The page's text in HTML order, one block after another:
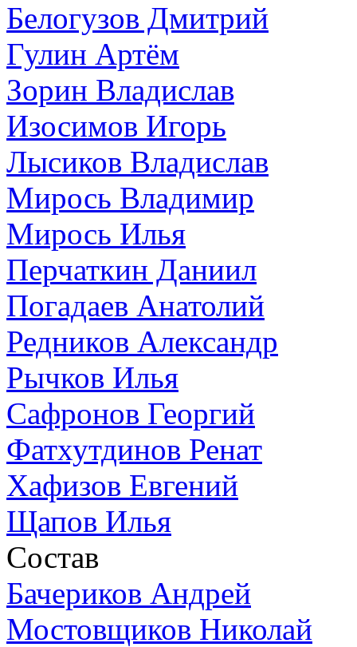
Белогузов Дмитрий
Гулин Артём
Зорин Владислав
Изосимов Игорь
Лысиков Владислав
Мирось Владимир
Мирось Илья
Перчаткин Даниил
Погадаев Анатолий
Редников Александр
Рычков Илья
Сафронов Георгий
Фатхутдинов Ренат
Хафизов Евгений
Щапов Илья
Состав
Бачериков Андрей
Мостовщиков Николай